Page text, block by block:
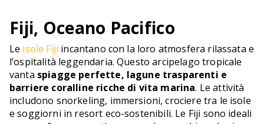
Fiji, Oceano Pacifico
Le isole Fiji incantano con la loro atmosfera rilassata e
l’ospitalità leggendaria. Questo arcipelago tropicale
vanta spiagge perfette, lagune trasparenti e
barriere coralline ricche di vita marina. Le attività
includono snorkeling, immersioni, crociere tra le isole
e soggiorni in resort eco-sostenibili. Le Fiji sono ideali